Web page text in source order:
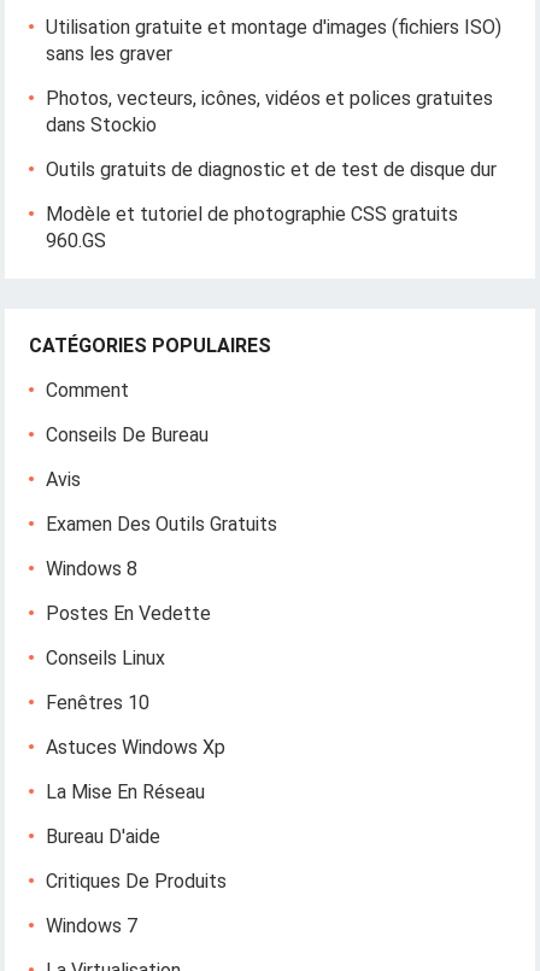
Utilisation gratuite et montage d'images (fichiers ISO)
sans les graver
Photos, vecteurs, icônes, vidéos et polices gratuites
dans Stockio
Outils gratuits de diagnostic et de test de disque dur
Modèle et tutoriel de photographie CSS gratuits
960.GS
CATÉGORIES POPULAIRES
Comment
Conseils De Bureau
Avis
Examen Des Outils Gratuits
Windows 8
Postes En Vedette
Conseils Linux
Fenêtres 10
Astuces Windows Xp
La Mise En Réseau
Bureau D'aide
Critiques De Produits
Windows 7